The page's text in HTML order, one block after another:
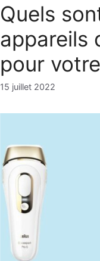
Quels
appareils
pour
15 juillet 2022